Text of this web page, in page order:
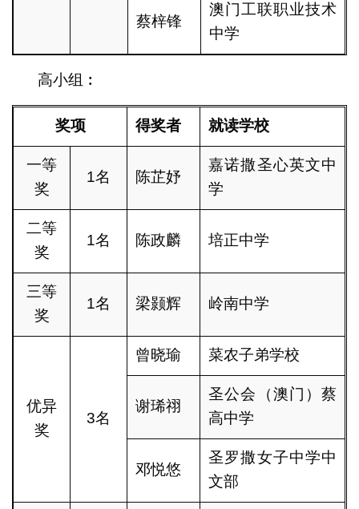
蔡梓锋
澳门工联职业技术
中学
高小组︰
奖项 得奖者 就读学校
一等
奖
1名 陈芷妤
嘉诺撒圣心英文中
学
二等
奖
1名 陈政麟 培正中学
三等
奖
1名 梁颢辉 岭南中学
优异
奖
3名
曾晓瑜 菜农子弟学校
谢琋祤
圣公会（澳门）蔡
高中学
邓悦悠
圣罗撒女子中学中
文部